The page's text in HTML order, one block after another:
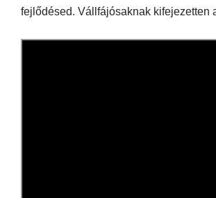
fejlődésed. Vállfájósaknak kifejezetten